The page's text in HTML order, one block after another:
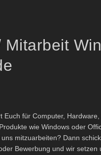
Mitarbeit
Euch für Computer,
wie Windows oder
mitzuarbeiten? Dann
Bewerbung und wir setzen